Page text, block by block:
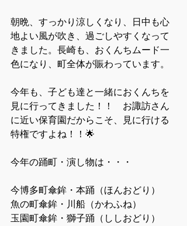
朝晩、すっかり涼しくなり、日中も心
地よい風が吹き、過ごしやすくなって
きました。長崎も、おくんちムード一
色になり、町全体が賑わっています。
今年も、子ども達と一緒におくんちを
見に行ってきました！！　お諏訪さん
に近い保育園だからこそ、見に行ける
特権ですよね！！🌟
今年の踊町・演し物は・・・
今博多町傘鉾・本踊（ほんおどり）
魚の町傘鉾・川船（かわふね）
玉園町傘鉾・獅子踊（ししおどり）